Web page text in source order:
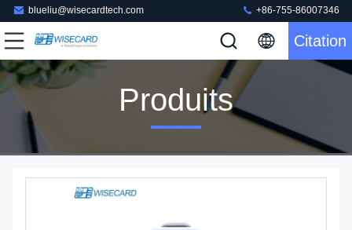
blueliu@wisecardtech.com +86-755-86007346
Citation
Produits